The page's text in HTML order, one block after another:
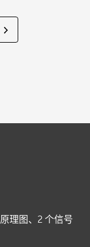
理图、2 个信号